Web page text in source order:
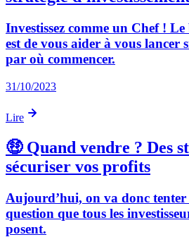
Investissez comme un Chef !
est de vous aider à vous lancer
par où commencer.
31/10/2023
Lire
🤑 Quand vendre ? Des
sécuriser vos profits
Aujourd’hui, on va donc
question que tous les
posent.